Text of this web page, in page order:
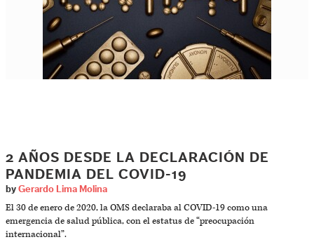
2 AÑOS DESDE LA DECLARACIÓN DE
PANDEMIA DEL COVID-19
by Gerardo Lima Molina
El 30 de enero de 2020, la OMS declaraba al COVID-19 como una
emergencia de salud pública, con el estatus de “preocupación
internacional”.